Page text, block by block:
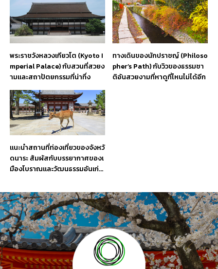
พระราชวังหลวงเกียวโต (Kyoto I
mperial Palace) กับสวนที่สวยง
ามและสถาปัตยกรรมที่น่าทึ่ง
ทางเดินของนักปราชญ์ (Philoso
pher’s Path) กับวิวของธรรมชา
ติอันสวยงามที่หาดูที่ไหนไม่ได้อีก
แนะนำสถานที่ท่องเที่ยวของจังหวั
ดนาระ สัมผัสกับบรรยากาศของเ
มืองโบราณและวัฒนธรรมอันเก่า